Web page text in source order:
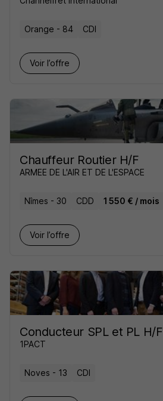
Orange - 84 CDI
Voir l’offre
Chauffeur Routier H/F
ARMEE DE L'AIR ET DE L'ESPACE
Nîmes - 30 CDD 1 550 € / mois
Voir l’offre
Conducteur SPL et PL H/F
1PACT
Noves - 13 CDI